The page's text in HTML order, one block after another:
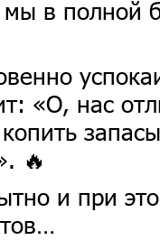
в полной
«О, нас
🔥
и при